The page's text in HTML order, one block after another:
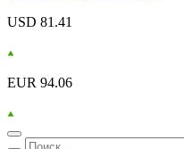
USD 81.41
EUR 94.06